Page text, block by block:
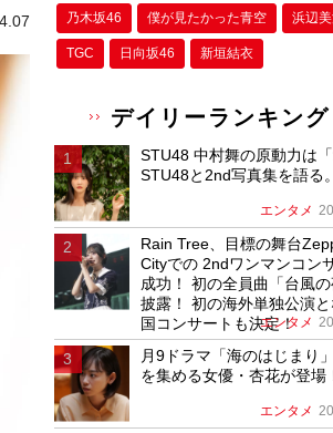
乃木坂46 僕が⾒たかった⻘空 浜辺
TGC 日向坂46 新垣結衣
デイリーランキング
STU48 中村舞の原動力は「
STU48と2nd写真集を語る。
エンタメ
Rain Tree、目標の舞台
Cityでの 2ndワンマンコン
成功！ 初の全員曲「台風
披露！ 初の海外単独公演
国コンサートも決定！
エンタメ
月9ドラマ「海のはじまり
を集める女優・杏花が登場
エンタメ